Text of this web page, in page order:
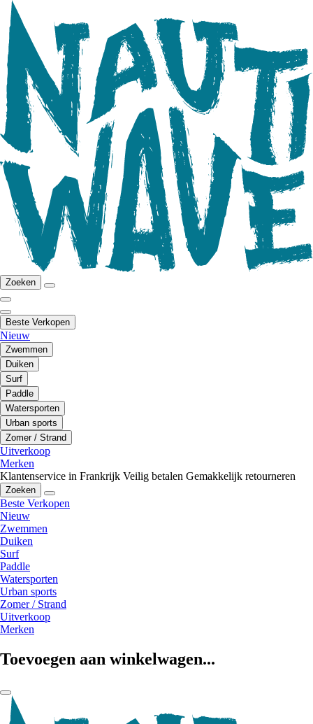
Zoeken
Beste Verkopen
Nieuw
Zwemmen
Duiken
Surf
Paddle
Watersporten
Urban sports
Zomer / Strand
Uitverkoop
Merken
Klantenservice in Frankrijk Veilig betalen Gemakkelijk retourneren
Zoeken
Beste Verkopen
Nieuw
Zwemmen
Duiken
Surf
Paddle
Watersporten
Urban sports
Zomer / Strand
Uitverkoop
Merken
Toevoegen aan winkelwagen...